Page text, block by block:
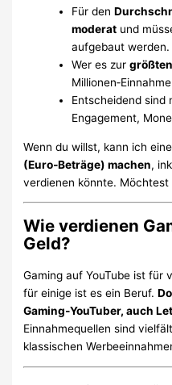
Für den
moderat und
aufgebaut werden.
Wer es zur
Entscheidend sind
Engagement,
Wenn du willst, kann ich
(Euro‑Beträge) machen,
verdienen könnte. Möchtest
Wie verdienen
Geld?
Gaming auf YouTube ist für
für einige ist es ein Beruf.
Gaming‑YouTuber, auch
Einnahmequellen sind
klassischen